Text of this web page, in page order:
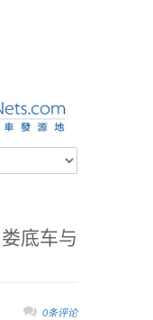
底车与
0条评论